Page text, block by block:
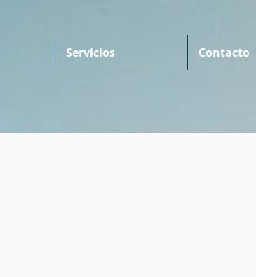
Servicios Contacto